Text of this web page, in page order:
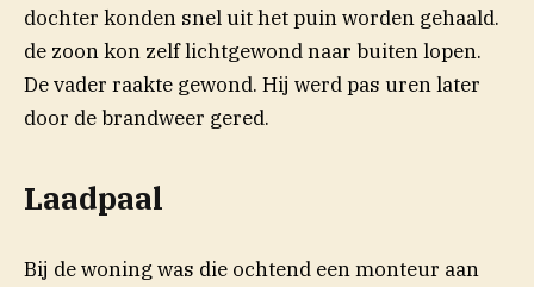
dochter konden snel uit het puin worden gehaald.
de zoon kon zelf lichtgewond naar buiten lopen.
De vader raakte gewond. Hij werd pas uren later
door de brandweer gered.
Laadpaal
Bij de woning was die ochtend een monteur aan